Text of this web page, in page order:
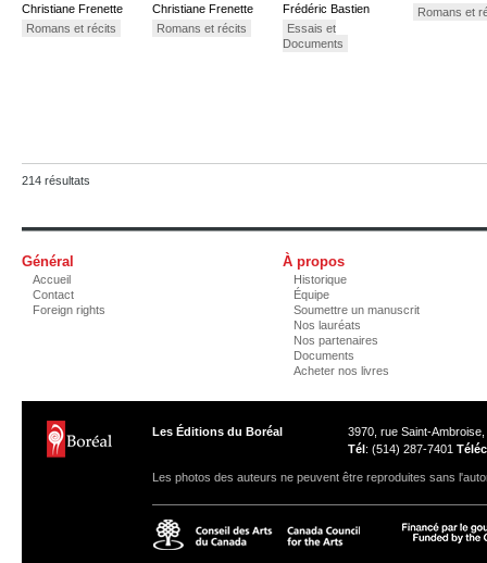
Christiane Frenette
Romans et récits
Christiane Frenette
Romans et récits
Frédéric Bastien
Essais et
Documents
Romans et
214 résultats
Général
Accueil
Contact
Foreign rights
À propos
Historique
Équipe
Soumettre un manuscrit
Nos lauréats
Nos partenaires
Documents
Acheter nos livres
Les Éditions du Boréal
3970, rue Saint-
Tél: (514) 287-7401 Téléc
Les photos des auteurs ne peuvent être reproduites sans